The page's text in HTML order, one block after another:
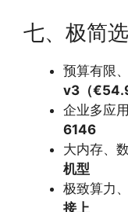
七、极简
预算有限
v3（
企业多应
6146
大内存、
机型
极致算力
接上